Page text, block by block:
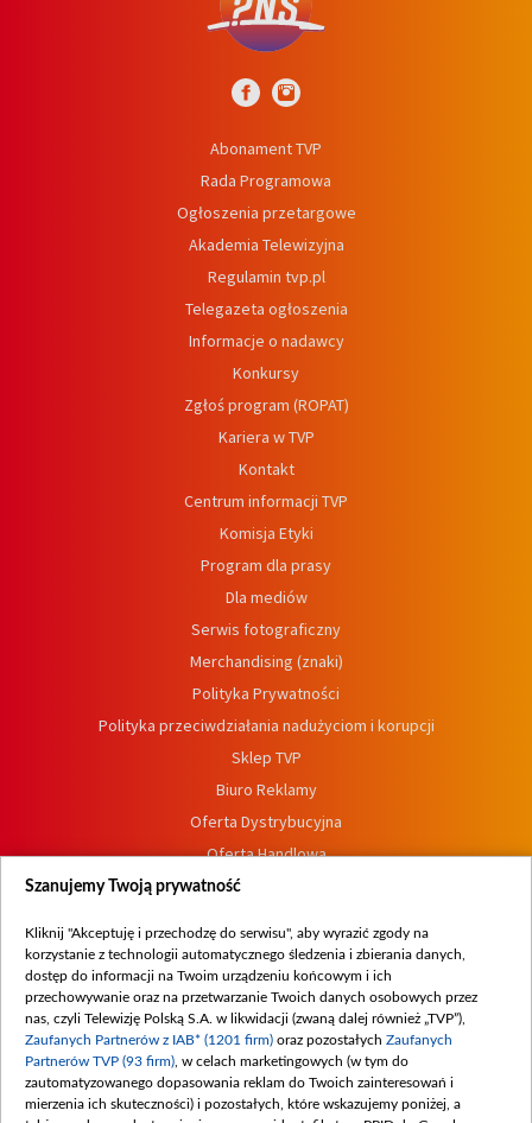
Abonament TVP
Rada Programowa
Ogłoszenia przetargowe
Akademia Telewizyjna
Regulamin tvp.pl
Telegazeta ogłoszenia
Informacje o nadawcy
Konkursy
Zgłoś program (ROPAT)
Kariera w TVP
Kontakt
Centrum informacji TVP
Komisja Etyki
Program dla prasy
Dla mediów
Serwis fotograficzny
Merchandising (znaki)
Polityka Prywatności
Polityka przeciwdziałania nadużyciom i korupcji
Sklep TVP
Biuro Reklamy
Oferta Dystrybucyjna
Oferta Handlowa
Dostępność
Procedura zgłoszeń wewnętrznych
Szanujemy Twoją prywatność
Kliknij "Akceptuję i przechodzę do serwisu", aby wyrazić zgody na
korzystanie z technologii automatycznego śledzenia i zbierania danych,
dostęp do informacji na Twoim urządzeniu końcowym i ich
przechowywanie oraz na przetwarzanie Twoich danych osobowych przez
nas, czyli Telewizję Polską S.A. w likwidacji (zwaną dalej również „TVP”),
Zaufanych Partnerów z IAB* (1201 firm) oraz pozostałych Zaufanych
Partnerów TVP (93 firm) , w celach marketingowych (w tym do
zautomatyzowanego dopasowania reklam do Twoich zainteresowań i
mierzenia ich skuteczności) i pozostałych, które wskazujemy poniżej, a